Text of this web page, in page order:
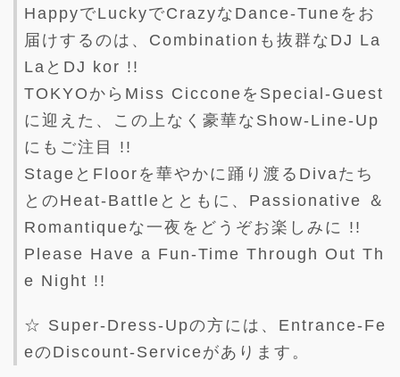
HappyでLuckyでCrazyなDance-Tuneをお
届けするのは、Combinationも抜群なDJ La
LaとDJ kor !!
TOKYOからMiss CicconeをSpecial-Guest
に迎えた、この上なく豪華なShow-Line-Up
にもご注目 !!
StageとFloorを華やかに踊り渡るDivaたち
とのHeat-Battleとともに、Passionative ＆
Romantiqueな一夜をどうぞお楽しみに !!
Please Have a Fun-Time Through Out Th
e Night !!
☆ Super-Dress-Upの方には、Entrance-Fe
eのDiscount-Serviceがあります。